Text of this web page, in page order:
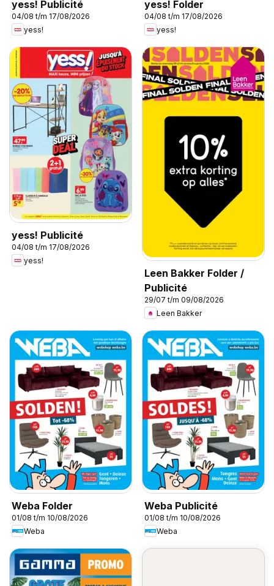
yess! Publicité
04/08 t/m 17/08/2026
yess!
yess! Folder
04/08 t/m 17/08/2026
yess!
yess! Publicité
04/08 t/m 17/08/2026
yess!
Leen Bakker Folder /
Publicité
29/07 t/m 09/08/2026
Leen Bakker
Weba Folder
01/08 t/m 10/08/2026
Weba
Weba Publicité
01/08 t/m 10/08/2026
Weba